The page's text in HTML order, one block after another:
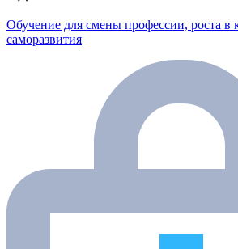
Обучение для смены профессии, роста в
саморазвития